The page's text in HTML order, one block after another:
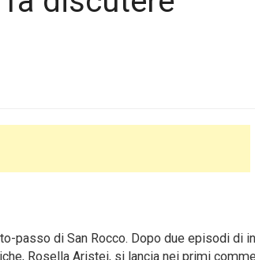
passo di San Rocco. Dopo due episodi di
Rosella Aristei, si lancia nei primi